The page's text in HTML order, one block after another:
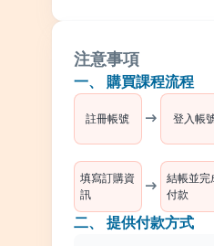
注意事項
一、 購買課程流程
註冊帳號 arrow_right_alt 登入帳
填寫訂購資
訊
arrow_right_alt
結帳並完
付款
二、 提供付款方式